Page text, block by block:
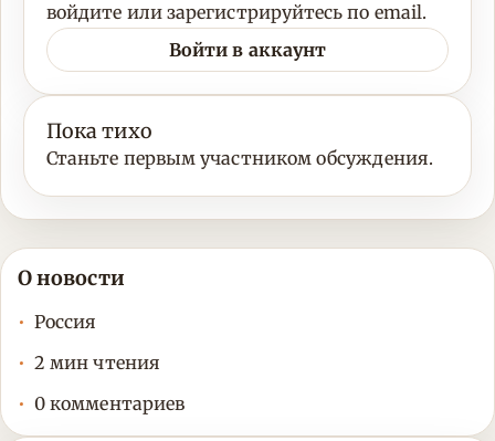
войдите или зарегистрируйтесь по email.
Войти в аккаунт
Пока тихо
Станьте первым участником обсуждения.
О новости
Россия
2 мин чтения
0 комментариев